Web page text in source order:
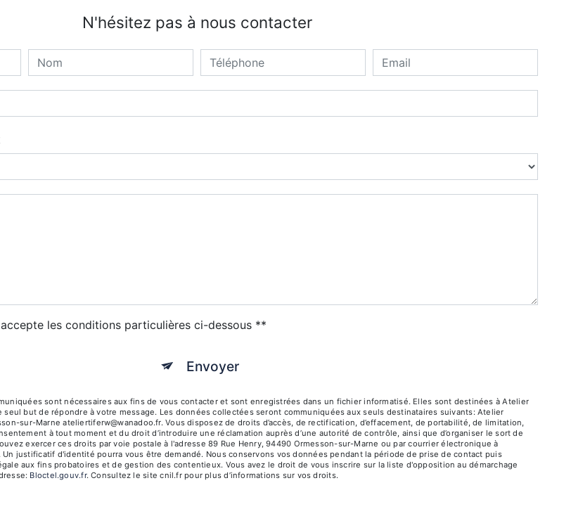
N'hésitez pas à nous contacter
les conditions particulières ci-dessous **
Envoyer
sont nécessaires aux fins de vous contacter et sont enregistrées dans un fichier informatisé. Elles sont destinées à Atelier
but de répondre à votre message. Les données collectées seront communiquées aux seuls destinataires suivants: Atelier
sur-Marne ateliertiferw@wanadoo.fr. Vous disposez de droits d’accès, de rectification, d’effacement, de portabilité, de limitation,
à tout moment et du droit d’introduire une réclamation auprès d’une autorité de contrôle, ainsi que d’organiser le sort de
exercer ces droits par voie postale à l'adresse 89 Rue Henry, 94490 Ormesson-sur-Marne ou par courrier électronique à
Un justificatif d'identité pourra vous être demandé. Nous conservons vos données pendant la période de prise de contact puis
aux fins probatoires et de gestion des contentieux. Vous avez le droit de vous inscrire sur la liste d'opposition au démarchage
Bloctel.gouv.fr. Consultez le site cnil.fr pour plus d’informations sur vos droits.